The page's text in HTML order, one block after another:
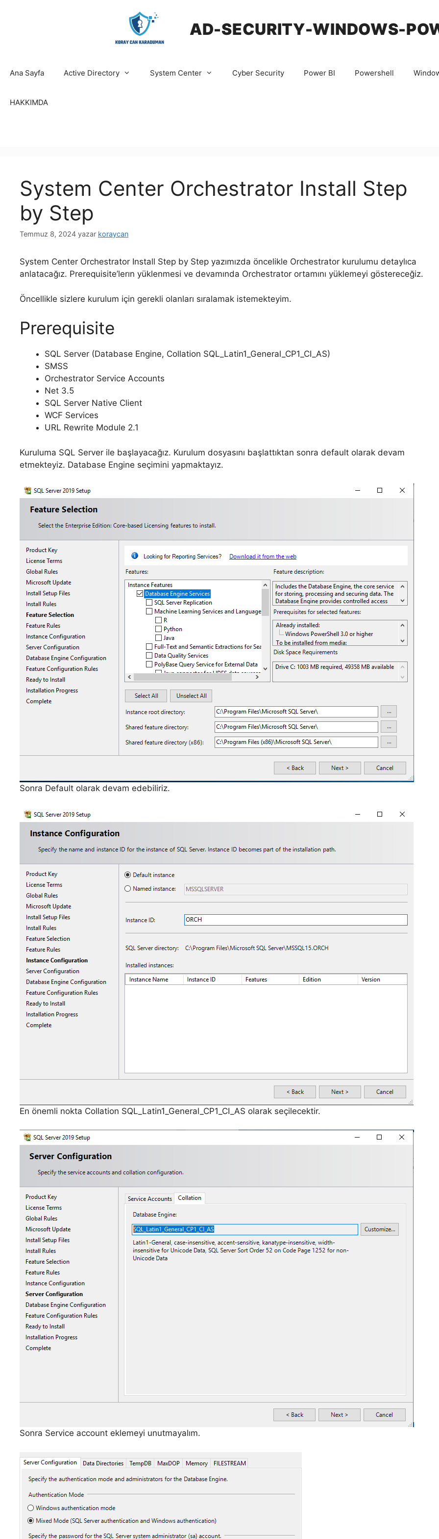
AD-SECURITY-WINDOWS-
Ana Sayfa Active Directory System Center Cyber Security Power BI Powershell
HAKKIMDA
System Center Orchestrator Install Step
by Step
Temmuz 8, 2024 yazar koraycan
System Center Orchestrator Install Step by Step yazımızda öncelikle Orchestrator kurulumu detaylıca
anlatacağız. Prerequisite’lerın yüklenmesi ve devamında Orchestrator ortamını yüklemeyi göstereceğiz.
Öncellikle sizlere kurulum için gerekli olanları sıralamak istemekteyim.
Prerequisite
SQL Server (Database Engine, Collation SQL_Latin1_General_CP1_CI_AS)
SMSS
Orchestrator Service Accounts
Net 3.5
SQL Server Native Client
WCF Services
URL Rewrite Module 2.1
Kuruluma SQL Server ile başlayacağız. Kurulum dosyasını başlattıktan sonra default olarak devam
etmekteyiz. Database Engine seçimini yapmaktayız.
Sonra Default olarak devam edebiliriz.
En önemli nokta Collation SQL_Latin1_General_CP1_CI_AS olarak seçilecektir.
Sonra Service account eklemeyi unutmayalım.